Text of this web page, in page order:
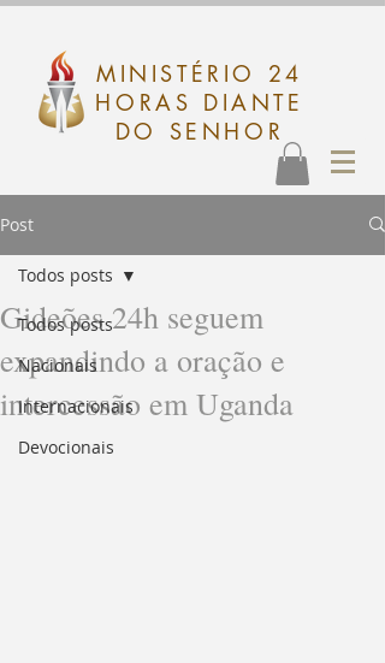
MINISTÉRIO 24
HORAS DIANTE
DO SENHOR
Post
Todos posts
Nacionais
Internacionais
Devocionais
Todos posts
Gideões 24h seguem
expandindo a oração e
intercessão em Uganda